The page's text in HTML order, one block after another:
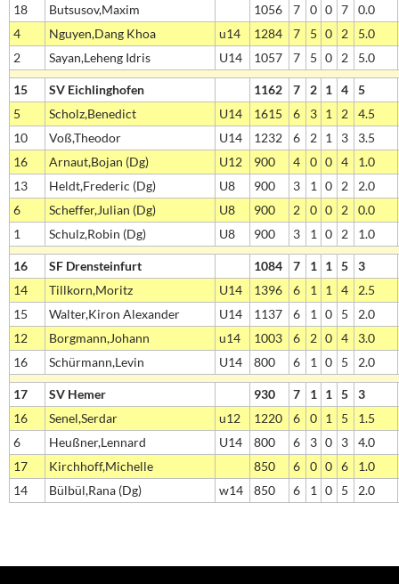
18
Butsusov,Maxim 1056 7 0 0 7
0.0
4
Nguyen,Dang Khoa u14 1284 7 5 0 2
5.0
2
Sayan,Leheng Idris U14 1057 7 5 0 2 5.0
15 SV Eichlinghofen 1162 7 2 1 4
5
5
Scholz,Benedict U14 1615 6 3 1 2
4.5
10
Voß,Theodor U14 1232 6 2 1 3
3.5
16
Arnaut,Bojan (Dg) U12 900 4 0 0 4
1.0
13
Heldt,Frederic (Dg) U8 900 3 1 0 2
2.0
6
Scheffer,Julian (Dg) U8 900 2 0 0 2
0.0
1
Schulz,Robin (Dg) U8 900 3 1 0 2 1.0
16 SF Drensteinfurt 1084 7 1 1 5
3
14
Tillkorn,Moritz U14 1396 6 1 1 4
2.5
15
Walter,Kiron Alexander U14 1137 6 1 0 5
2.0
12
Borgmann,Johann u14 1003 6 2 0 4
3.0
16
Schürmann,Levin U14 800 6 1 0 5 2.0
17 SV Hemer 930 7 1 1 5
3
16
Senel,Serdar u12 1220 6 0 1 5
1.5
6
Heußner,Lennard U14 800 6 3 0 3
4.0
17
Kirchhoff,Michelle 850 6 0 0 6
1.0
14
Bülbül,Rana (Dg) w14 850 6 1 0 5 2.0